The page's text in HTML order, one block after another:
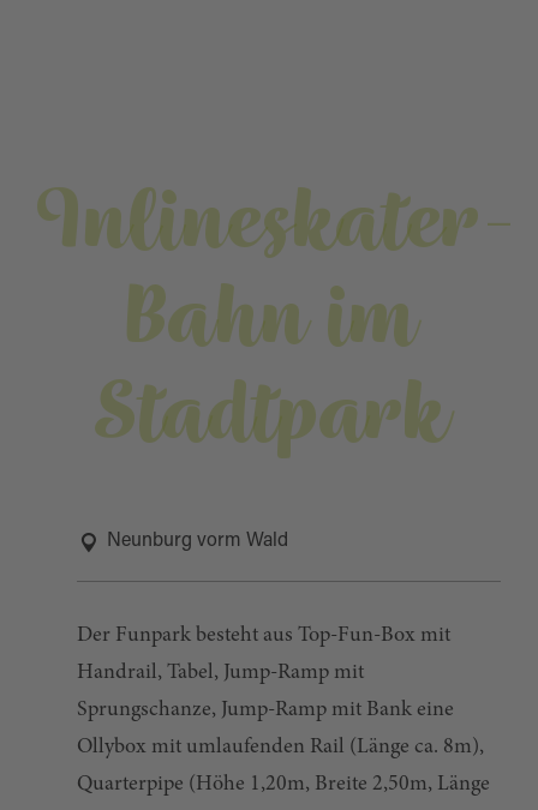
Inlineskater-
Bahn im
Stadtpark
Neunburg vorm Wald
Der Funpark besteht aus Top-Fun-Box mit
Handrail, Tabel, Jump-Ramp mit
Sprungschanze, Jump-Ramp mit Bank eine
Ollybox mit umlaufenden Rail (Länge ca. 8m),
Quarterpipe (Höhe 1,20m, Breite 2,50m, Länge